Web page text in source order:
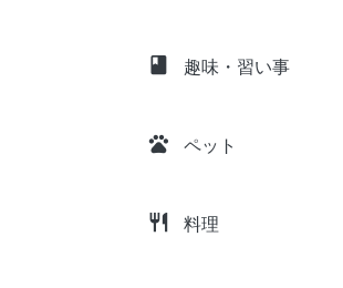
class 趣味・習い事
pets ペット
restaurant 料理